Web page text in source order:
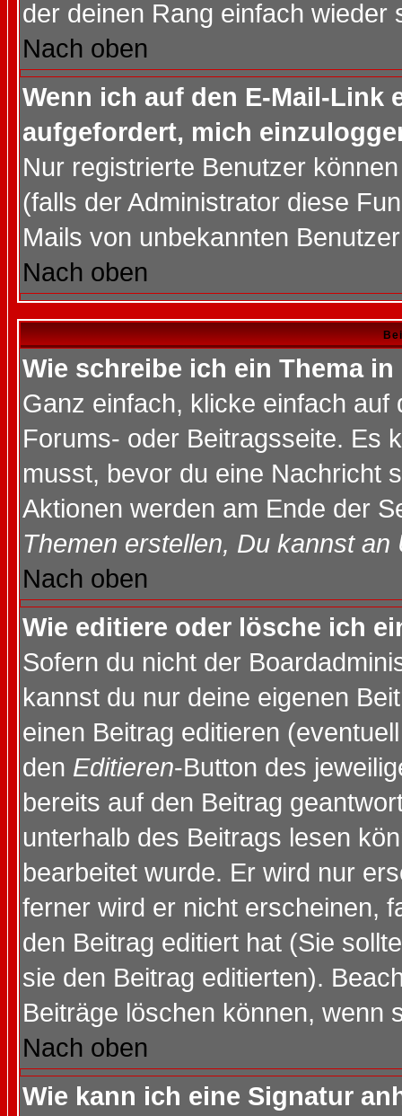
der deinen Rang einfach wieder
Nach oben
Wenn ich auf den E-Mail-Link
aufgefordert, mich
Nur registrierte Benutzer
(falls der Administrator diese
Mails von unbekannten
Nach oben
Wie schreibe ich ein Thema
Ganz einfach, klicke einfach
Forums- oder Beitragsseite. Es
musst, bevor du eine Nachricht
Aktionen werden am Ende der
Themen erstellen, Du kannst
Nach oben
Wie editiere oder lösche ich
Sofern du nicht der
kannst du nur deine eigenen
einen Beitrag editieren
den Editieren-Button des
bereits auf den Beitrag
unterhalb des Beitrags lesen
bearbeitet wurde. Er wird nur
ferner wird er nicht erscheinen,
den Beitrag editiert hat (Sie
sie den Beitrag editierten).
Beiträge löschen können, wenn
Nach oben
Wie kann ich eine Signatur